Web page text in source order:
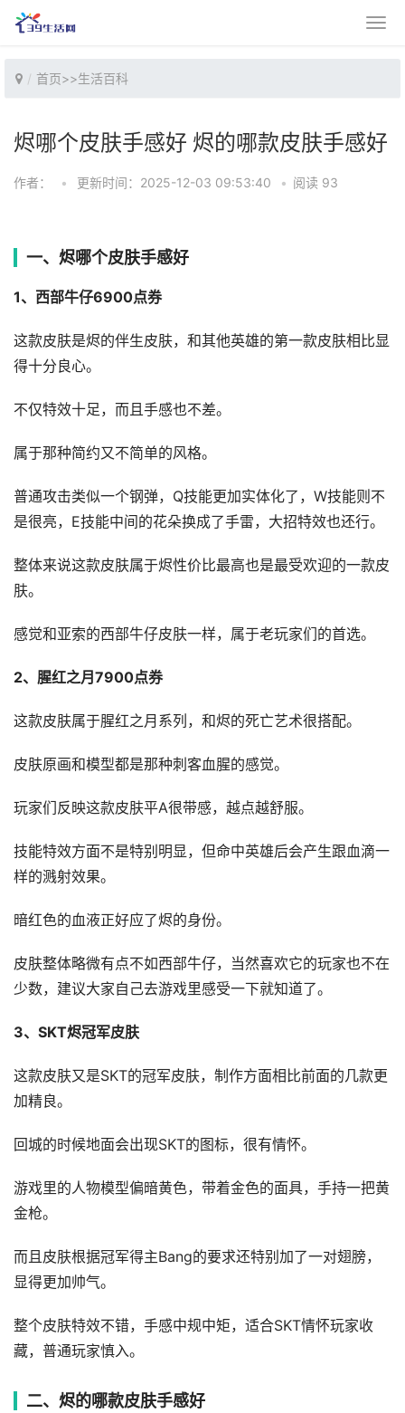
首页>>生活百科
烬哪个皮肤手感好 烬的哪款皮肤手感好
作者： • 更新时间：2025-12-03 09:53:40 • 阅读 93
一、烬哪个皮肤手感好
1、西部牛仔6900点券
这款皮肤是烬的伴生皮肤，和其他英雄的第一款皮肤相比显
得十分良心。
不仅特效十足，而且手感也不差。
属于那种简约又不简单的风格。
普通攻击类似一个钢弹，Q技能更加实体化了，W技能则不
是很亮，E技能中间的花朵换成了手雷，大招特效也还行。
整体来说这款皮肤属于烬性价比最高也是最受欢迎的一款皮
肤。
感觉和亚索的西部牛仔皮肤一样，属于老玩家们的首选。
2、腥红之月7900点券
这款皮肤属于腥红之月系列，和烬的死亡艺术很搭配。
皮肤原画和模型都是那种刺客血腥的感觉。
玩家们反映这款皮肤平A很带感，越点越舒服。
技能特效方面不是特别明显，但命中英雄后会产生跟血滴一
样的溅射效果。
暗红色的血液正好应了烬的身份。
皮肤整体略微有点不如西部牛仔，当然喜欢它的玩家也不在
少数，建议大家自己去游戏里感受一下就知道了。
3、SKT烬冠军皮肤
这款皮肤又是SKT的冠军皮肤，制作方面相比前面的几款更
加精良。
回城的时候地面会出现SKT的图标，很有情怀。
游戏里的人物模型偏暗黄色，带着金色的面具，手持一把黄
金枪。
而且皮肤根据冠军得主Bang的要求还特别加了一对翅膀，
显得更加帅气。
整个皮肤特效不错，手感中规中矩，适合SKT情怀玩家收
藏，普通玩家慎入。
二、烬的哪款皮肤手感好